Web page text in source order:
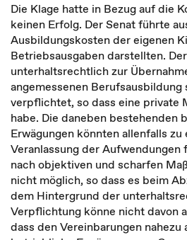
Die Klage hatte in Bezug auf die
keinen Erfolg. Der Senat führte
Ausbildungskosten der eigenen
Betriebsausgaben darstellten.
unterhaltsrechtlich zur
angemessenen Berufsausbildung
verpflichtet, so dass eine private
habe. Die daneben bestehenden
Erwägungen könnten allenfalls
Veranlassung der Aufwendungen
nach objektiven und scharfen
nicht möglich, so dass es beim
dem Hintergrund der
Verpflichtung könne nicht davon
dass den Vereinbarungen nahezu